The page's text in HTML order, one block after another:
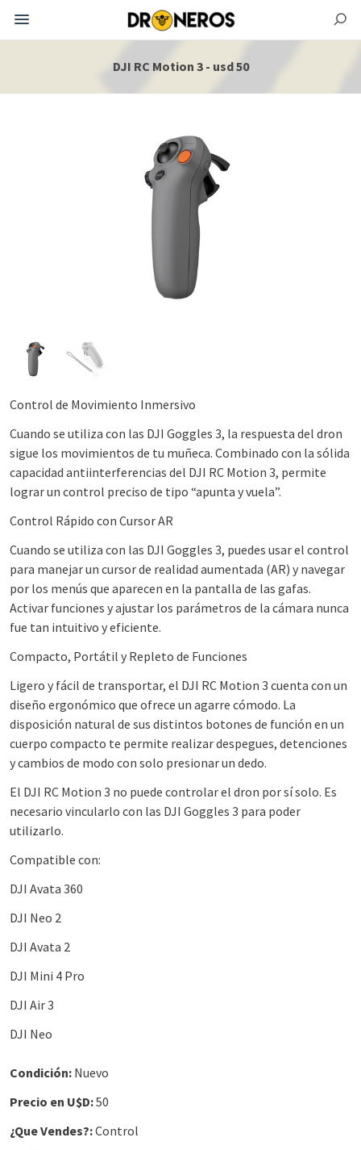
DJI RC Motion 3 - usd 50
Control de Movimiento Inmersivo
Cuando se utiliza con las DJI Goggles 3, la respuesta del dron
sigue los movimientos de tu muñeca. Combinado con la sólida
capacidad antiinterferencias del DJI RC Motion 3, permite
lograr un control preciso de tipo “apunta y vuela”.
Control Rápido con Cursor AR
Cuando se utiliza con las DJI Goggles 3, puedes usar el control
para manejar un cursor de realidad aumentada (AR) y navegar
por los menús que aparecen en la pantalla de las gafas.
Activar funciones y ajustar los parámetros de la cámara nunca
fue tan intuitivo y eficiente.
Compacto, Portátil y Repleto de Funciones
Ligero y fácil de transportar, el DJI RC Motion 3 cuenta con un
diseño ergonómico que ofrece un agarre cómodo. La
disposición natural de sus distintos botones de función en un
cuerpo compacto te permite realizar despegues, detenciones
y cambios de modo con solo presionar un dedo.
El DJI RC Motion 3 no puede controlar el dron por sí solo. Es
necesario vincularlo con las DJI Goggles 3 para poder
utilizarlo.
Compatible con:
DJI Avata 360
DJI Neo 2
DJI Avata 2
DJI Mini 4 Pro
DJI Air 3
DJI Neo
Condición: Nuevo
Precio en U$D:50
¿Que Vendes?:Control